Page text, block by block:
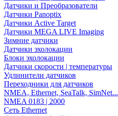
Датчики и Преобразователи
Датчики Panoptix
Датчики Active Target
Датчики MEGA LIVE Imaging
Зимние датчики
Датчики эхолокации
Блоки эхолокации
Датчики скорости | температуры
Удлинители датчиков
Переходники для датчиков
NMEA, Ethernet, SeaTalk, SimNet...
NMEA 0183 | 2000
Сеть Ethernet